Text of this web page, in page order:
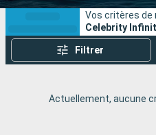
Vos critères de
Celebrity
Filtrer
Actuellement, aucune